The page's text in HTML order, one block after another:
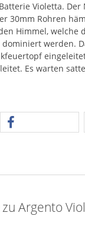
Violetta. Der
30mm Rohren
Himmel, welche
werden.
Es warten
Argento